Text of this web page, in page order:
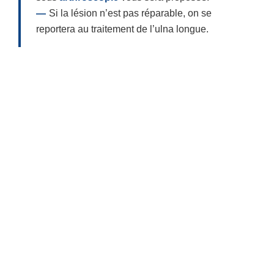
Si la lésion n’est pas réparable, on se
reportera au traitement de l’ulna longue.